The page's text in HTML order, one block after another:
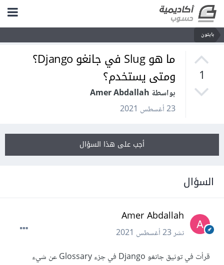
بايثون
1
ما هو Slug في جانغو Django؟
ومتى يستخدم؟
بواسطة Amer Abdallah
23 أغسطس 2021
أجب على هذا السؤال
السؤال
Amer Abdallah
نشر23 أغسطس 2021
قرأت في توثيق جانغو Django في جزء Glossary عن شيء